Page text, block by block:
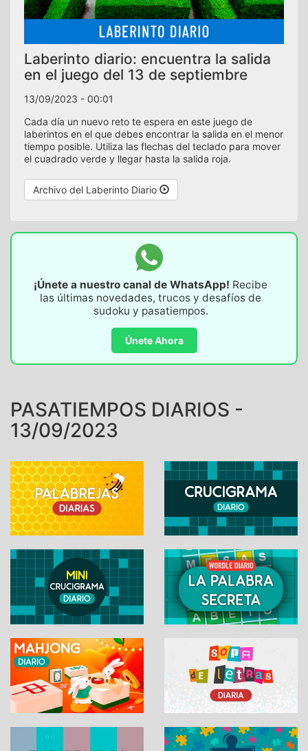
Laberinto diario: encuentra la salida
en el juego del 13 de septiembre
13/09/2023 - 00:01
Cada día un nuevo reto te espera en este juego de
laberintos en el que debes encontrar la salida en el menor
tiempo posible. Utiliza las flechas del teclado para mover
el cuadrado verde y llegar hasta la salida roja.
Archivo del Laberinto Diario
¡Únete a nuestro canal de WhatsApp! Recibe
las últimas novedades, trucos y desafíos de
sudoku y pasatiempos.
Únete Ahora
PASATIEMPOS DIARIOS -
13/09/2023